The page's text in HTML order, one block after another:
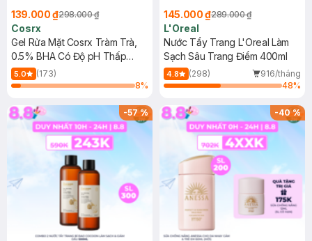
139.000 ₫298.000 ₫
Cosrx
Gel Rửa Mặt Cosrx Tràm Trà,
0.5% BHA Có Độ pH Thấp
150ml
5.0
(173)
8%
145.000 ₫289.000 ₫
L'Oreal
Nước Tẩy Trang L'Oreal Làm
Sạch Sâu Trang Điểm 400ml
4.8 (298)
916/tháng
48%
-57% -40%